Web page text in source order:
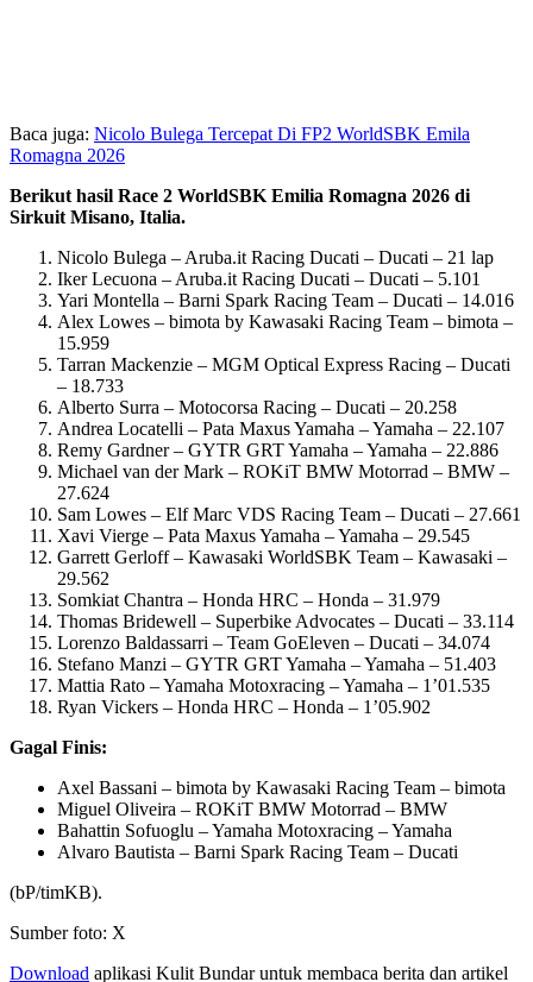
Baca juga: Nicolo Bulega Tercepat Di FP2 WorldSBK Emila
Romagna 2026
Berikut hasil Race 2 WorldSBK Emilia Romagna 2026 di
Sirkuit Misano, Italia.
Nicolo Bulega – Aruba.it Racing Ducati – Ducati – 21 lap
Iker Lecuona – Aruba.it Racing Ducati – Ducati – 5.101
Yari Montella – Barni Spark Racing Team – Ducati – 14.016
Alex Lowes – bimota by Kawasaki Racing Team – bimota –
15.959
Tarran Mackenzie – MGM Optical Express Racing – Ducati
– 18.733
Alberto Surra – Motocorsa Racing – Ducati – 20.258
Andrea Locatelli – Pata Maxus Yamaha – Yamaha – 22.107
Remy Gardner – GYTR GRT Yamaha – Yamaha – 22.886
Michael van der Mark – ROKiT BMW Motorrad – BMW –
27.624
Sam Lowes – Elf Marc VDS Racing Team – Ducati – 27.661
Xavi Vierge – Pata Maxus Yamaha – Yamaha – 29.545
Garrett Gerloff – Kawasaki WorldSBK Team – Kawasaki –
29.562
Somkiat Chantra – Honda HRC – Honda – 31.979
Thomas Bridewell – Superbike Advocates – Ducati – 33.114
Lorenzo Baldassarri – Team GoEleven – Ducati – 34.074
Stefano Manzi – GYTR GRT Yamaha – Yamaha – 51.403
Mattia Rato – Yamaha Motoxracing – Yamaha – 1’01.535
Ryan Vickers – Honda HRC – Honda – 1’05.902
Gagal Finis:
Axel Bassani – bimota by Kawasaki Racing Team – bimota
Miguel Oliveira – ROKiT BMW Motorrad – BMW
Bahattin Sofuoglu – Yamaha Motoxracing – Yamaha
Alvaro Bautista – Barni Spark Racing Team – Ducati
(bP/timKB).
Sumber foto: X
Download aplikasi Kulit Bundar untuk membaca berita dan artikel